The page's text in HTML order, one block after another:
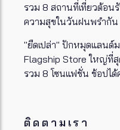
รวม 8 สถานที่เที่ยวต้อน
ความสุขในวันฝนพรำกัน
"ยืดเปล่า" ปักหมุดแลนด์ม
Flagship Store ใหญ่ที่
รวม 8 โซนแฟชั่น ช้อปได้
ติดตามเรา